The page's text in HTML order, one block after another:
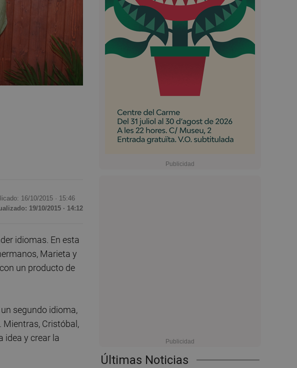
Últimas Noticias
16/10/2015 · 15:46
19/10/2015 · 14:12
idiomas. En esta
Marieta y
un producto de
segundo idioma,
Mientras, Cristóbal,
idea y crear la